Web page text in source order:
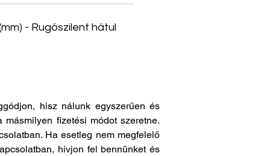
- Rugószilent hátul
hisz nálunk egyszerűen és
fizetési módot szeretne.
Ha esetleg nem megfelelő
hívjon fel bennünket és